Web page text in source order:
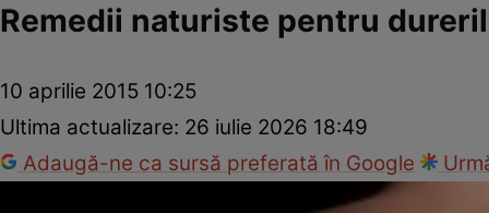
Remedii naturiste pentru
10 aprilie 2015 10:25
Ultima actualizare: 26 iulie 2026 18:49
Adaugă-ne ca sursă preferată în Google